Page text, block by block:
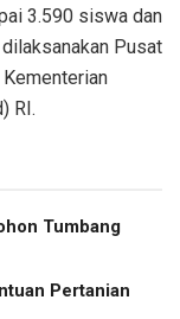
3.590 siswa dan
Pusat
RI.
Tumbang
Pertanian